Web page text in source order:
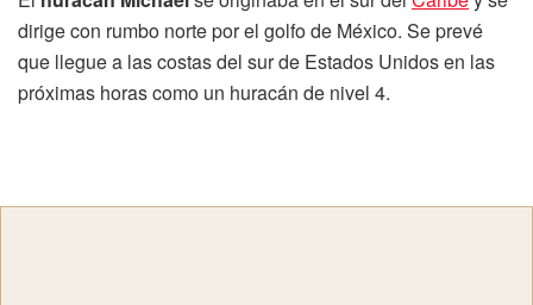
dirige con rumbo norte por el golfo de México. Se prevé
que llegue a las costas del sur de Estados Unidos en las
próximas horas como un huracán de nivel 4.